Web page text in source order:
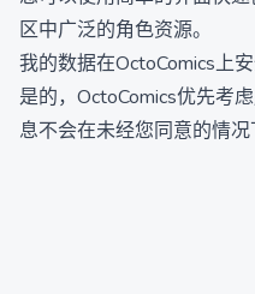
区中广泛的角色资源。
我的数据在OctoComics上安
是的，OctoComics优先考
息不会在未经您同意的情况